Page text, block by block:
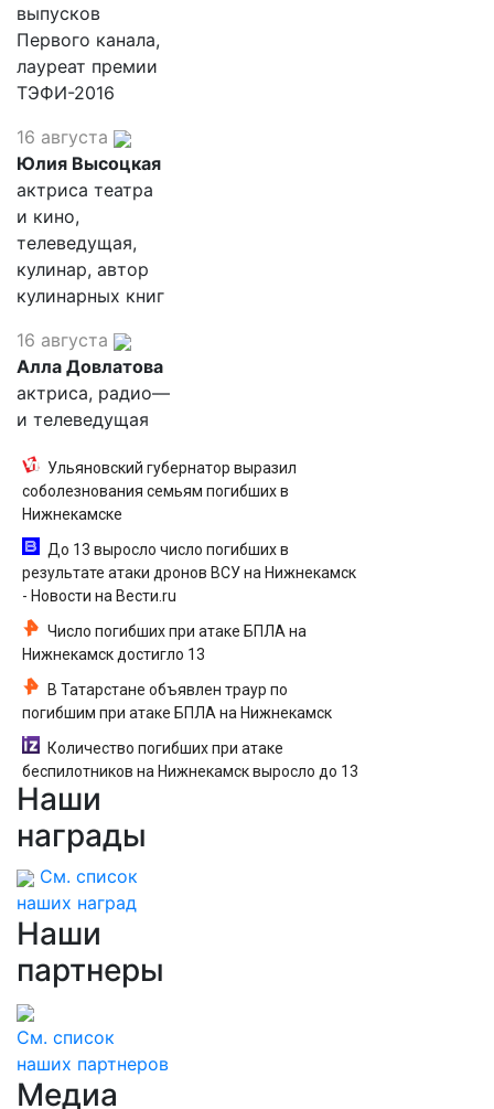
выпусков
Первого канала,
лауреат премии
ТЭФИ-2016
16 августа
Юлия Высоцкая
актриса театра
и кино,
телеведущая,
кулинар, автор
кулинарных книг
16 августа
Алла Довлатова
актриса, радио—
и телеведущая
Ульяновский губернатор выразил
соболезнования семьям погибших в
Нижнекамске
До 13 выросло число погибших в
результате атаки дронов ВСУ на Нижнекамск
- Новости на Вести.ru
Число погибших при атаке БПЛА на
Нижнекамск достигло 13
В Татарстане объявлен траур по
погибшим при атаке БПЛА на Нижнекамск
Количество погибших при атаке
беспилотников на Нижнекамск выросло до 13
Наши
награды
См. список
наших наград
Наши
партнеры
См. список
наших партнеров
Медиа